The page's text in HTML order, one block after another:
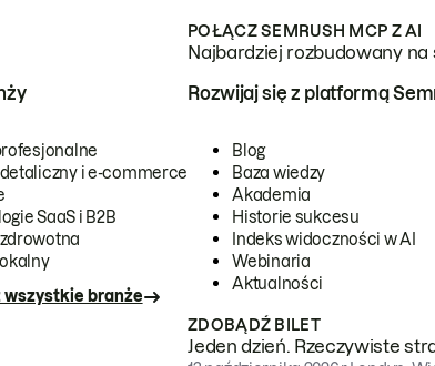
POŁĄCZ SEMRUSH MCP Z AI
Najbardziej rozbudowany
i e-commerce
SaaS i B2B
wszystkie branże
Rozwijaj się z platformą
Blog
Baza wiedzy
Akademia
Historie sukcesu
Indeks widoczności w AI
Webinaria
Aktualności
ZDOBĄDŹ BILET
Jeden dzień. Rzeczywiste